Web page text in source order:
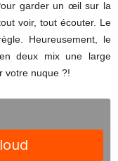
garder un œil sur la
voir, tout écouter. Le
Heureusement, le
deux mix une large
votre nuque ?!